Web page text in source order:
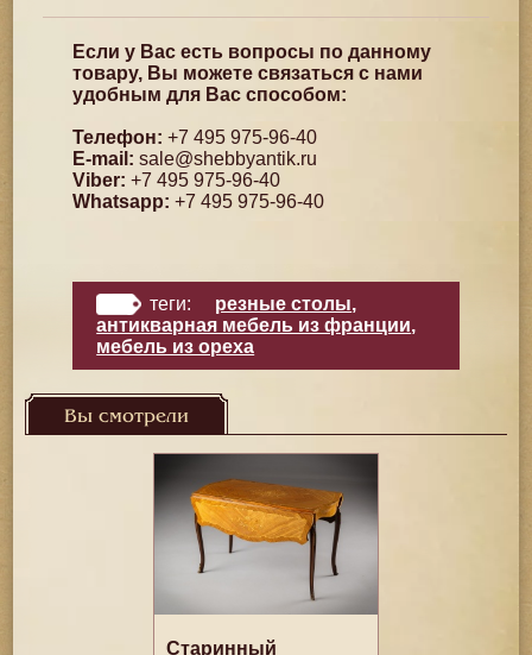
Если у Вас есть вопросы по данному
товару, Вы можете связаться с нами
удобным для Вас способом:
Телефон: +7 495 975-96-40
E-mail: sale@shebbyantik.ru
Viber: +7 495 975-96-40
Whatsapp: +7 495 975-96-40
теги: резные столы,
антикварная мебель из франции,
мебель из ореха
Вы смотрели
Старинный